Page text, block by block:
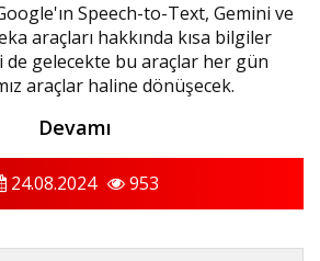
Speech-to-Text, Gemini ve
araçları hakkında kısa bilgiler
de gelecekte bu araçlar her gün
araçlar haline dönüşecek.
Devamı
24.08.2024 953